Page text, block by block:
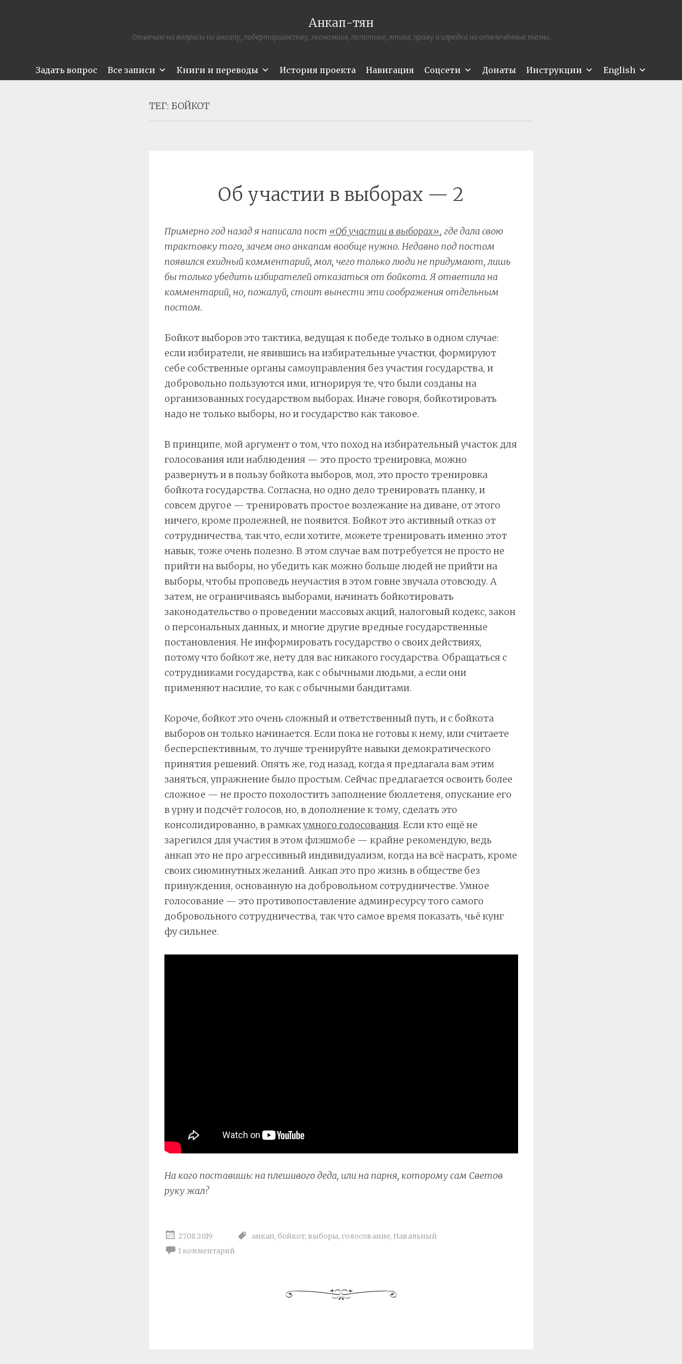
Анкап-тян
Отвечаю на вопросы по анкапу, либертарианству, экономике, политике, этике, праву и изредка на отвлечённые темы.
Задать вопрос Все записи Книги и переводы История проекта Навигация Соцсети Донаты Инструкции English
ТЕГ: БОЙКОТ
Об участии в выборах — 2
Примерно год назад я написала пост «Об участии в выборах», где дала свою
трактовку того, зачем оно анкапам вообще нужно. Недавно под постом
появился ехидный комментарий, мол, чего только люди не придумают, лишь
бы только убедить избирателей отказаться от бойкота. Я ответила на
комментарий, но, пожалуй, стоит вынести эти соображения отдельным
постом.
Бойкот выборов это тактика, ведущая к победе только в одном случае:
если избиратели, не явившись на избирательные участки, формируют
себе собственные органы самоуправления без участия государства, и
добровольно пользуются ими, игнорируя те, что были созданы на
организованных государством выборах. Иначе говоря, бойкотировать
надо не только выборы, но и государство как таковое.
В принципе, мой аргумент о том, что поход на избирательный участок для
голосования или наблюдения — это просто тренировка, можно
развернуть и в пользу бойкота выборов, мол, это просто тренировка
бойкота государства. Согласна, но одно дело тренировать планку, и
совсем другое — тренировать простое возлежание на диване, от этого
ничего, кроме пролежней, не появится. Бойкот это активный отказ от
сотрудничества, так что, если хотите, можете тренировать именно этот
навык, тоже очень полезно. В этом случае вам потребуется не просто не
прийти на выборы, но убедить как можно больше людей не прийти на
выборы, чтобы проповедь неучастия в этом говне звучала отовсюду. А
затем, не ограничиваясь выборами, начинать бойкотировать
законодательство о проведении массовых акций, налоговый кодекс, закон
о персональных данных, и многие другие вредные государственные
постановления. Не информировать государство о своих действиях,
потому что бойкот же, нету для вас никакого государства. Обращаться с
сотрудниками государства, как с обычными людьми, а если они
применяют насилие, то как с обычными бандитами.
Короче, бойкот это очень сложный и ответственный путь, и с бойкота
выборов он только начинается. Если пока не готовы к нему, или считаете
бесперспективным, то лучше тренируйте навыки демократического
принятия решений. Опять же, год назад, когда я предлагала вам этим
заняться, упражнение было простым. Сейчас предлагается освоить более
сложное — не просто похолостить заполнение бюллетеня, опускание его
в урну и подсчёт голосов, но, в дополнение к тому, сделать это
консолидированно, в рамкахумного голосования. Если кто ещё не
зарегился для участия в этом флэшмобе — крайне рекомендую, ведь
анкап это не про агрессивный индивидуализм, когда на всё насрать, кроме
своих сиюминутных желаний. Анкап это про жизнь в обществе без
принуждения, основанную на добровольном сотрудничестве. Умное
голосование — это противопоставление админресурсу того самого
добровольного сотрудничества, так что самое время показать, чьё кунг
фу сильнее.
На кого поставишь: на плешивого деда, или на парня, которому сам Светов
руку жал?
27.08.2019 анкап, бойкот, выборы, голосование,Навальный
1 комментарий